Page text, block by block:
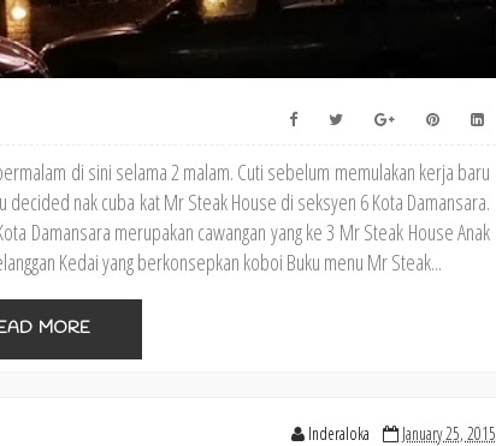
di sini selama 2 malam. Cuti sebelum memulakan kerja baru
decided nak cuba kat Mr Steak House di seksyen 6 Kota Damansara.
Damansara merupakan cawangan yang ke 3 Mr Steak House Anak
Kedai yang berkonsepkan koboi Buku menu Mr Steak...
MORE
Inderaloka January 25, 2015